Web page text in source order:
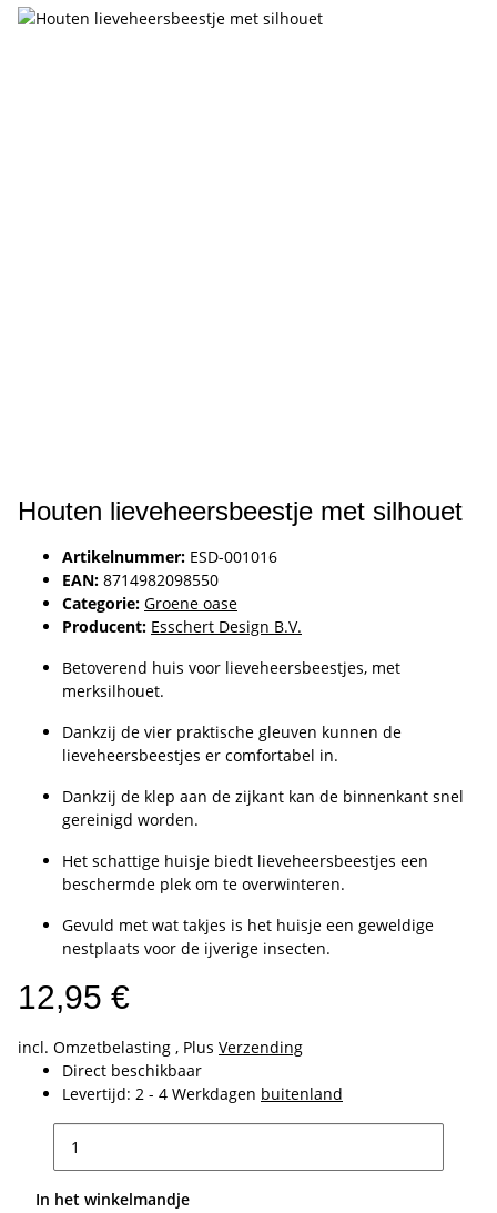
Houten lieveheersbeestje met silhouet
Artikelnummer: ESD-001016
EAN: 8714982098550
Categorie: Groene oase
Producent: Esschert Design B.V.
Betoverend huis voor lieveheersbeestjes, met
merksilhouet.
Dankzij de vier praktische gleuven kunnen de
lieveheersbeestjes er comfortabel in.
Dankzij de klep aan de zijkant kan de binnenkant snel
gereinigd worden.
Het schattige huisje biedt lieveheersbeestjes een
beschermde plek om te overwinteren.
Gevuld met wat takjes is het huisje een geweldige
nestplaats voor de ijverige insecten.
12,95 €
incl. Omzetbelasting , Plus Verzending
Direct beschikbaar
Levertijd: 2 - 4 Werkdagen buitenland
In het winkelmandje